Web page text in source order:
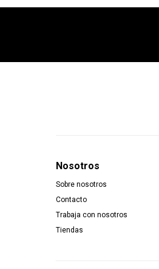
Nosotros
Sobre nosotros
Contacto
Trabaja con nosotros
Tiendas